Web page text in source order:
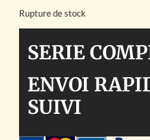
Rupture de stock
SERIE
ENVOI
SUIVI